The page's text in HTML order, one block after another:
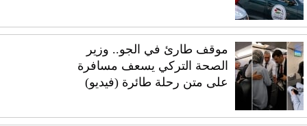
موقف طارئ في الجو.. وزير
الصحة التركي يسعف مسافرة
على متن رحلة طائرة (فيديو)